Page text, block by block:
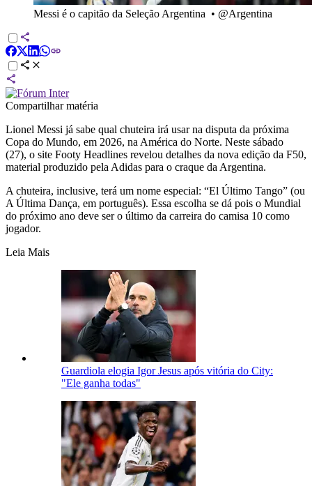
Messi é o capitão da Seleção Argentina • @Argentina
Compartilhar matéria
Lionel Messi já sabe qual chuteira irá usar na disputa da próxima
Copa do Mundo, em 2026, na América do Norte. Neste sábado
(27), o site Footy Headlines revelou detalhes da nova edição da F50,
material produzido pela Adidas para o craque da Argentina.
A chuteira, inclusive, terá um nome especial: “El Último Tango” (ou
A Última Dança, em português). Essa escolha se dá pois o Mundial
do próximo ano deve ser o último da carreira do camisa 10 como
jogador.
Leia Mais
Guardiola elogia Igor Jesus após vitória do City:
"Ele ganha todas"